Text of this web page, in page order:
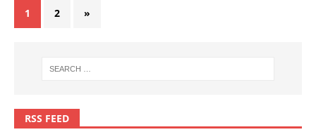
1 2 »
RSS FEED